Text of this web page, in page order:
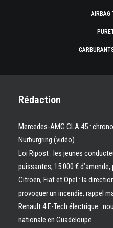
AIRBAG
Rédaction
Mercedes-AMG CLA 45 :
Nürburgring (vidéo)
Loi Ripost : les jeunes
puissantes, 15 000 €
Citroën, Fiat et Opel : la
provoquer un incendie, rappel
Renault 4 E-Tech électrique :
nationale en Guadeloupe